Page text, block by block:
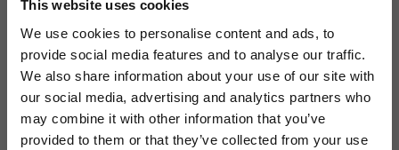
This website uses cookies
We use cookies to personalise content and ads, to
provide social media features and to analyse our traffic.
We also share information about your use of our site with
our social media, advertising and analytics partners who
may combine it with other information that you’ve
provided to them or that they’ve collected from your use
Acconsento a ricevere novità e promo da Ripani. Per maggiori
informazioni consulta laPrivacy Policy.